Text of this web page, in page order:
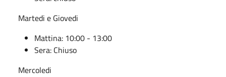
Martedi e Giovedi
Mattina: 10:00 - 13:00
Sera: Chiuso
Mercoledi